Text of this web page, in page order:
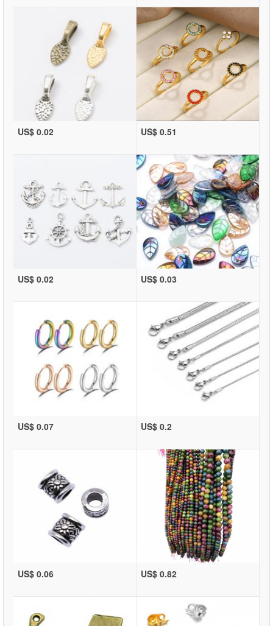
US$ 0.02 US$ 0.51
US$ 0.02 US$ 0.03
US$ 0.07 US$ 0.2
US$ 0.06 US$ 0.82